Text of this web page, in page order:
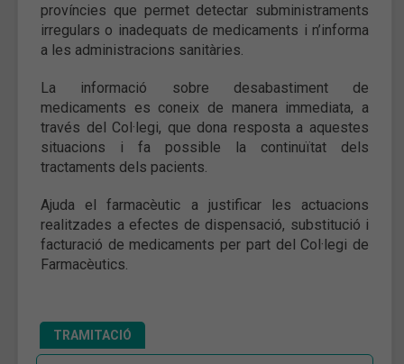
províncies que permet detectar subministraments
irregulars o inadequats de medicaments i n’informa
a les administracions sanitàries.
La informació sobre desabastiment de
medicaments es coneix de manera immediata, a
través del Col·legi, que dona resposta a aquestes
situacions i fa possible la continuïtat dels
tractaments dels pacients.
Ajuda el farmacèutic a justificar les actuacions
realitzades a efectes de dispensació, substitució i
facturació de medicaments per part del Col·legi de
Farmacèutics.
TRAMITACIÓ